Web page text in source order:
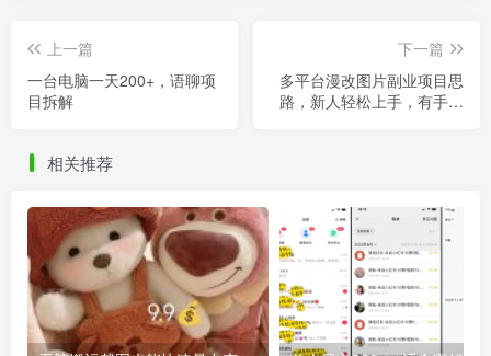
上一篇
一台电脑一天200+，语聊项
目拆解
下一篇
多平台漫改图片副业项目思
路，新人轻松上手，有手机
相关推荐